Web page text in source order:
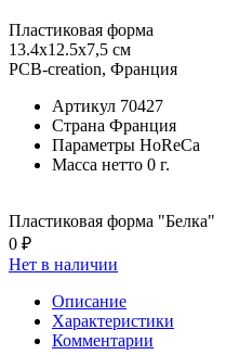
Пластиковая форма
13.4х12.5х7,5 см
PCB-creation, Франция
Артикул 70427
Страна Франция
Параметры HoReCa
Масса нетто 0 г.
Пластиковая форма "Белка"
0 ₽
Нет в наличии
Описание
Характеристики
Комментарии